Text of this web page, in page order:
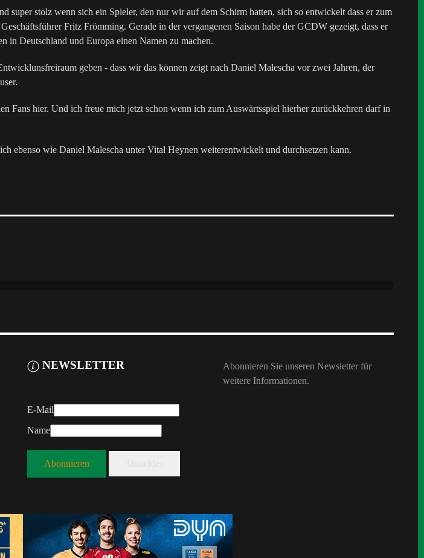
stolz wenn sich ein Spieler, den nur wir auf dem Schirm hatten, sich so entwickelt dass er zum
Fritz Frömming. Gerade in der vergangenen Saison habe der GCDW gezeigt, dass er
in Deutschland und Europa einen Namen zu machen.
geben - dass wir das können zeigt nach Daniel Malescha vor zwei Jahren, der
Fans hier. Und ich freue mich jetzt schon wenn ich zum Auswärtsspiel hierher zurückkehren darf in
ebenso wie Daniel Malescha unter Vital Heynen weiterentwickelt und durchsetzen kann.
NEWSLETTER
E-Mail
Name
Abonnieren
Abonnieren Sie unseren Newsletter für
weitere Informationen.